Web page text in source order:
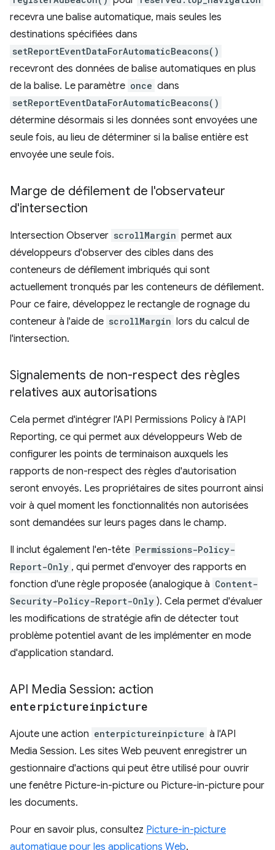
recevra une balise automatique, mais seules les
destinations spécifiées dans
setReportEventDataForAutomaticBeacons()
recevront des données de balise automatiques en plus
de la balise. Le paramètre once dans
setReportEventDataForAutomaticBeacons()
détermine désormais si les données sont envoyées une
seule fois, au lieu de déterminer si la balise entière est
envoyée une seule fois.
Marge de défilement de l'observateur
d'intersection
Intersection Observer scrollMargin permet aux
développeurs d'observer des cibles dans des
conteneurs de défilement imbriqués qui sont
actuellement tronqués par les conteneurs de défilement.
Pour ce faire, développez le rectangle de rognage du
conteneur à l'aide de scrollMargin lors du calcul de
l'intersection.
Signalements de non-respect des règles
relatives aux autorisations
Cela permet d'intégrer l'API Permissions Policy à l'API
Reporting, ce qui permet aux développeurs Web de
configurer les points de terminaison auxquels les
rapports de non-respect des règles d'autorisation
seront envoyés. Les propriétaires de sites pourront ainsi
voir à quel moment les fonctionnalités non autorisées
sont demandées sur leurs pages dans le champ.
Il inclut également l'en-tête Permissions-Policy-
Report-Only , qui permet d'envoyer des rapports en
fonction d'une règle proposée (analogique à Content-
Security-Policy-Report-Only ). Cela permet d'évaluer
les modifications de stratégie afin de détecter tout
problème potentiel avant de les implémenter en mode
d'application standard.
API Media Session: action
enterpictureinpicture
Ajoute une action enterpictureinpicture à l'API
Media Session. Les sites Web peuvent enregistrer un
gestionnaire d'actions qui peut être utilisé pour ouvrir
une fenêtre Picture-in-picture ou Picture-in-picture pour
les documents.
Pour en savoir plus, consultez Picture-in-picture
automatique pour les applications Web.